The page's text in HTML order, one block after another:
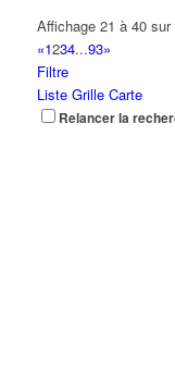
Affichage 21 à 40
«1234...93»
Filtre
Liste Grille Carte
Relancer la